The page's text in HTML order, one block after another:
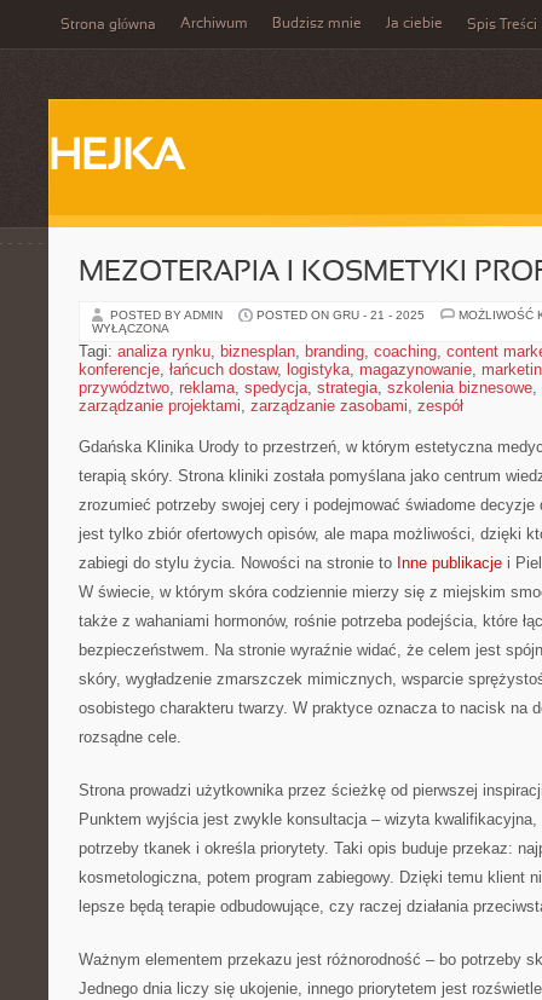
Strona główna Archiwum Budzisz mnie Ja ciebie Spis Treści
HEJKA
MEZOTERAPIA I KOSMETYKI
POSTED BY ADMIN POSTED ON GRU - 21 - 2025
MOŻLIWOŚĆ
WYŁĄCZONA
Tagi: analiza rynku, biznesplan, branding, coaching, content
konferencje, łańcuch dostaw, logistyka, magazynowanie,
przywództwo, reklama, spedycja, strategia, szkolenia biznesowe,
zarządzanie projektami, zarządzanie zasobami, zespół
Gdańska Klinika Urody to przestrzeń, w którym estetyczna
terapią skóry. Strona kliniki została pomyślana jako centrum
zrozumieć potrzeby swojej cery i podejmować świadome decyzje
jest tylko zbiór ofertowych opisów, ale mapa możliwości, dzięki
zabiegi do stylu życia. Nowości na stronie to Inne publikacje i
W świecie, w którym skóra codziennie mierzy się z miejskim
także z wahaniami hormonów, rośnie potrzeba podejścia, które
bezpieczeństwem. Na stronie wyraźnie widać, że celem jest
skóry, wygładzenie zmarszczek mimicznych, wsparcie
osobistego charakteru twarzy. W praktyce oznacza to nacisk na
rozsądne cele.
Strona prowadzi użytkownika przez ścieżkę od pierwszej
Punktem wyjścia jest zwykle konsultacja – wizyta
potrzeby tkanek i określa priorytety. Taki opis buduje przekaz:
kosmetologiczna, potem program zabiegowy. Dzięki temu klient
lepsze będą terapie odbudowujące, czy raczej działania
Ważnym elementem przekazu jest różnorodność – bo potrzeby
Jednego dnia liczy się ukojenie, innego priorytetem jest